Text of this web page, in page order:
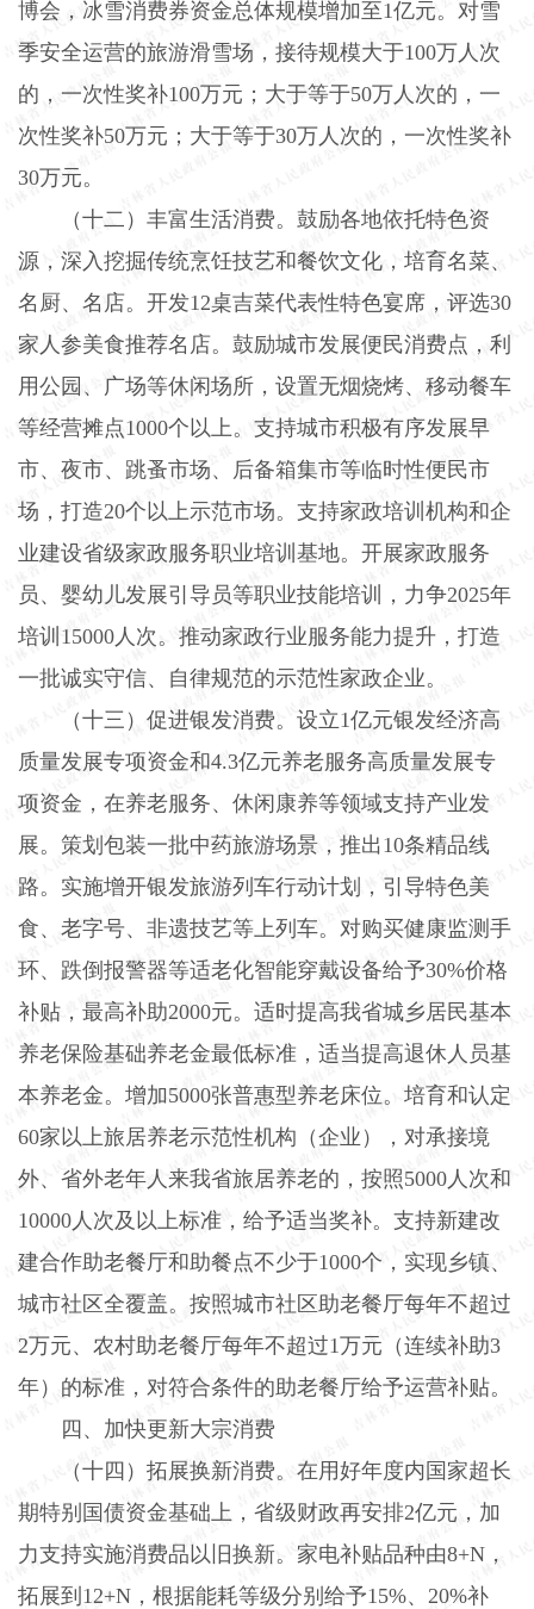
博会，冰雪消费券资金总体规模增加至1亿元。对雪
季安全运营的旅游滑雪场，接待规模大于100万人次
的，一次性奖补100万元；大于等于50万人次的，一
次性奖补50万元；大于等于30万人次的，一次性奖补
30万元。
（十二）丰富生活消费。 鼓励各地依托特色资
源，深入挖掘传统烹饪技艺和餐饮文化，培育名菜、
名厨、名店。开发12桌吉菜代表性特色宴席，评选30
家人参美食推荐名店。鼓励城市发展便民消费点，利
用公园、广场等休闲场所，设置无烟烧烤、移动餐车
等经营摊点1000个以上。支持城市积极有序发展早
市、夜市、跳蚤市场、后备箱集市等临时性便民市
场，打造20个以上示范市场。支持家政培训机构和企
业建设省级家政服务职业培训基地。开展家政服务
员、婴幼儿发展引导员等职业技能培训，力争2025年
培训 15000 人次。推动家政行业服务能力提升，打造
一批诚实守信、自律规范的示范性家政企业。
（十三）促进银发消费。 设立1亿元银发经济高
质量发展专项资金和4.3亿元养老服务高质量发展专
项资金，在养老服务、休闲康养等领域支持产业发
展。策划包装一批中药旅游场景，推出10条精品线
路。实施增开银发旅游列车行动计划，引导特色美
食、老字号、非遗技艺等上列车。对购买健康监测手
环、跌倒报警器等适老化智能穿戴设备给予30%价格
补贴，最高补助2000元。适时提高我省城乡居民基本
养老保险基础养老金最低标准，适当提高退休人员基
本养老金。增加5000张普惠型养老床位。培育和认定
60家以上旅居养老示范性机构（企业），对承接境
外、省外老年人来我省旅居养老的，按照5000 人次和
10000 人次及以上标准，给予适当奖补。支持新建改
建合作助老餐厅和助餐点不少于1000个，实现乡镇、
城市社区全覆盖。按照城市社区助老餐厅每年不超过
2万元、农村助老餐厅每年不超过1万元（连续补助3
年）的标准，对符合条件的助老餐厅给予运营补贴。
四、加快更新大宗消费
（十四）拓展换新消费。 在用好年度内国家超长
期特别国债资金基础上，省级财政再安排2亿元，加
力支持实施消费品以旧换新。家电补贴品种由8+N ，
拓展到 12+N ，根据能耗等级分别给予15%、 20%补